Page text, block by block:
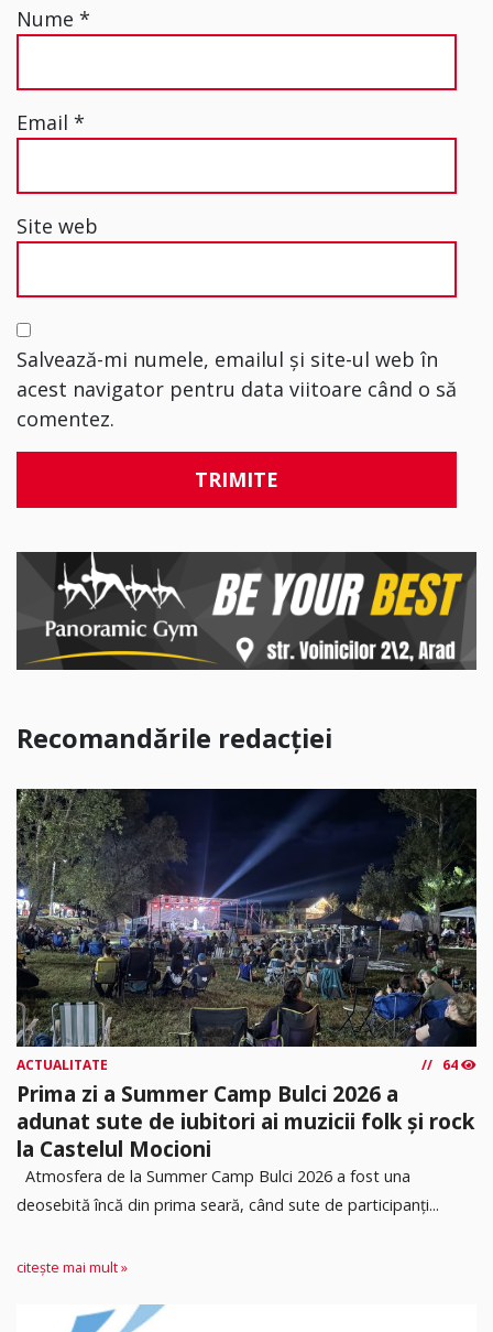
Nume *
Email *
Site web
Salvează-mi numele, emailul și site-ul web în
acest navigator pentru data viitoare când o să
comentez.
Recomandările redacției
ACTUALITATE 64
Prima zi a Summer Camp Bulci 2026 a
adunat sute de iubitori ai muzicii folk și rock
la Castelul Mocioni
Atmosfera de la Summer Camp Bulci 2026 a fost una
deosebită încă din prima seară, când sute de participanți...
citește mai mult »